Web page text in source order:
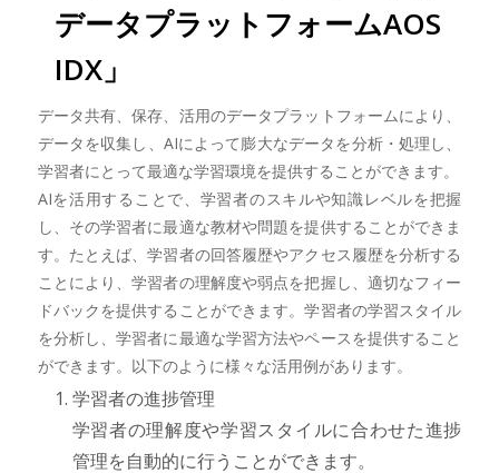
データプラットフォームAOS
IDX」
データ共有、保存、活用のデータプラットフォームにより、
データを収集し、AIによって膨大なデータを分析・処理し、
学習者にとって最適な学習環境を提供することができます。
AIを活用することで、学習者のスキルや知識レベルを把握
し、その学習者に最適な教材や問題を提供することができま
す。たとえば、学習者の回答履歴やアクセス履歴を分析する
ことにより、学習者の理解度や弱点を把握し、適切なフィー
ドバックを提供することができます。学習者の学習スタイル
を分析し、学習者に最適な学習方法やペースを提供すること
ができます。以下のように様々な活用例があります。
学習者の進捗管理
学習者の理解度や学習スタイルに合わせた進捗
管理を自動的に行うことができます。